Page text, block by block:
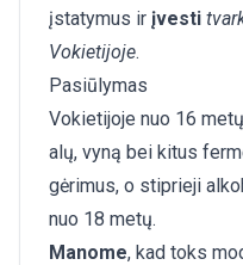
įstatymus ir įvesti
Vokietijoje.
Pasiūlymas
Vokietijoje nuo 16 metų
alų, vyną bei kitus
gėrimus, o stiprieji
nuo 18 metų.
Manome, kad toks